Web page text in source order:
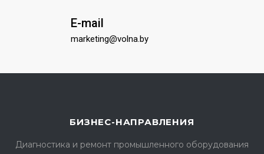
E-mail
marketing@volna.by
БИЗНЕС-НАПРАВЛЕНИЯ
Диагностика и ремонт промышленного оборудования